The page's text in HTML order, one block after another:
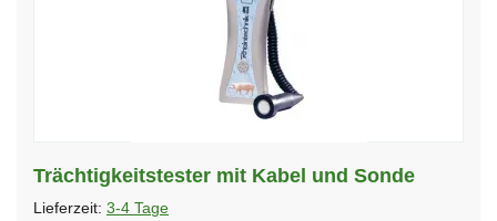
Trächtigkeitstester mit Kabel und Sonde
Lieferzeit: 3-4 Tage